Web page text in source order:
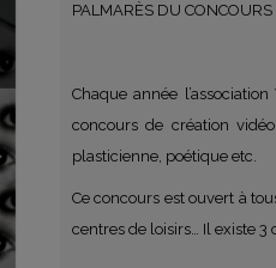
PALMARÈS DU
Chaque année
concours de création
plasticienne, poétique etc.
Ce concours est ouvert à
centres de loisirs… Il existe